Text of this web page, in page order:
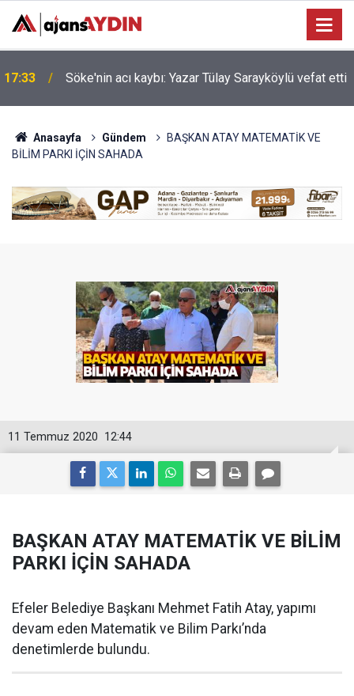
17:23
Nazilli'de motosiklet kazası: 16 yaşındaki Mustafa
vefat etti
Anasayfa Gündem
BAŞKAN ATAY MATEMATİK VE
BİLİM PARKI İÇİN SAHADA
12:44
11 Temmuz 2020
BAŞKAN ATAY MATEMATİK VE BİLİM
PARKI İÇİN SAHADA
Efeler Belediye Başkanı Mehmet Fatih Atay, yapımı
devam eden Matematik ve Bilim Parkı’nda
denetimlerde bulundu.